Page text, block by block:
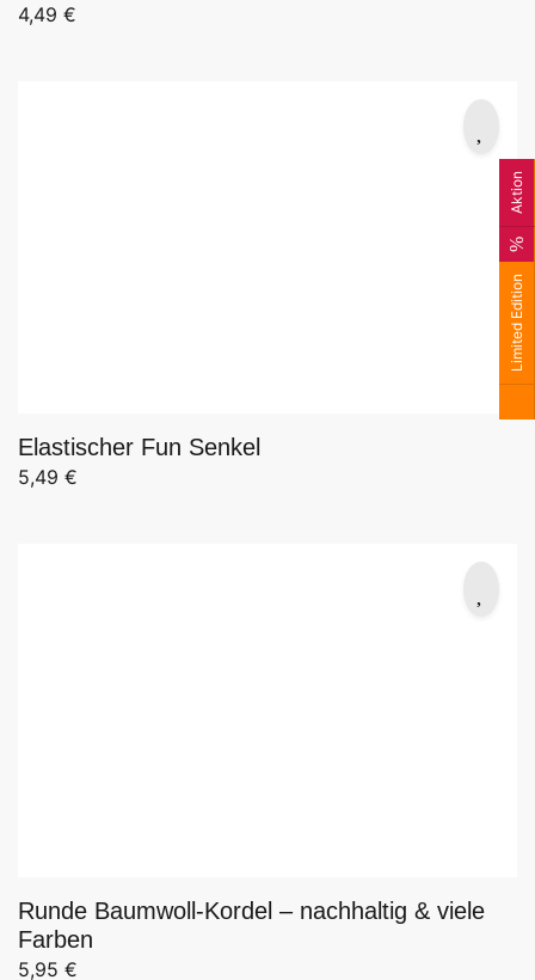
4,49 €
Elastischer Fun Senkel
5,49 €
Runde Baumwoll-Kordel – nachhaltig & viele
Farben
5,95 €
Limited Edition
Aktion